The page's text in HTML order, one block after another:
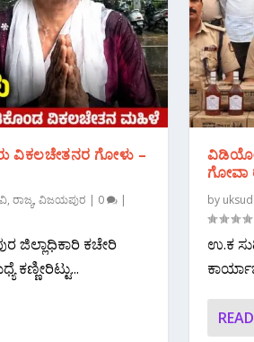
ವಿಕಲಚೇತನರ ಗೋಳು –
,ರಾಜ್ಯ,ವಿಜಯಪುರ | 0 |
ಜಿಲ್ಲಾಧಿಕಾರಿ ಕಚೇರಿ
ವಿಡಿಯೋ
ಗೋವಾ
by
ಉ.ಕ